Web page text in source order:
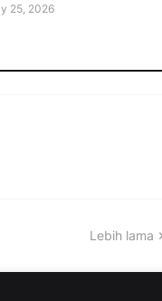
25, 2026
Lebih lama